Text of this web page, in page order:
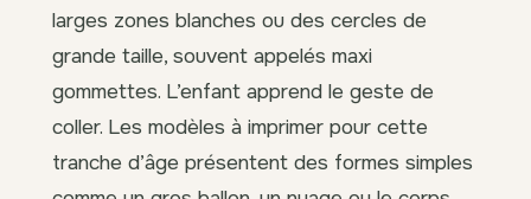
larges zones blanches ou des cercles de
grande taille, souvent appelés maxi
gommettes. L’enfant apprend le geste de
coller. Les modèles à imprimer pour cette
tranche d’âge présentent des formes simples